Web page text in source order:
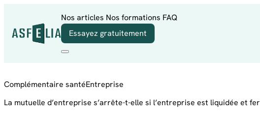
Nos articles Nos formations FAQ
Essayez gratuitement
Complémentaire santéEntreprise
La mutuelle d’entreprise s’arrête-t-elle si l’entreprise est liquidée et